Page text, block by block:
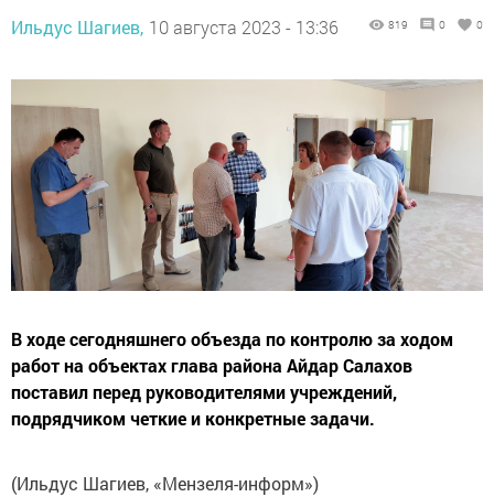
Ильдус Шагиев, 10 августа 2023 - 13:36 819 0 0
В ходе сегодняшнего объезда по контролю за ходом
работ на объектах глава района Айдар Салахов
поставил перед руководителями учреждений,
подрядчиком четкие и конкретные задачи.
(Ильдус Шагиев, «Мензеля-информ»)